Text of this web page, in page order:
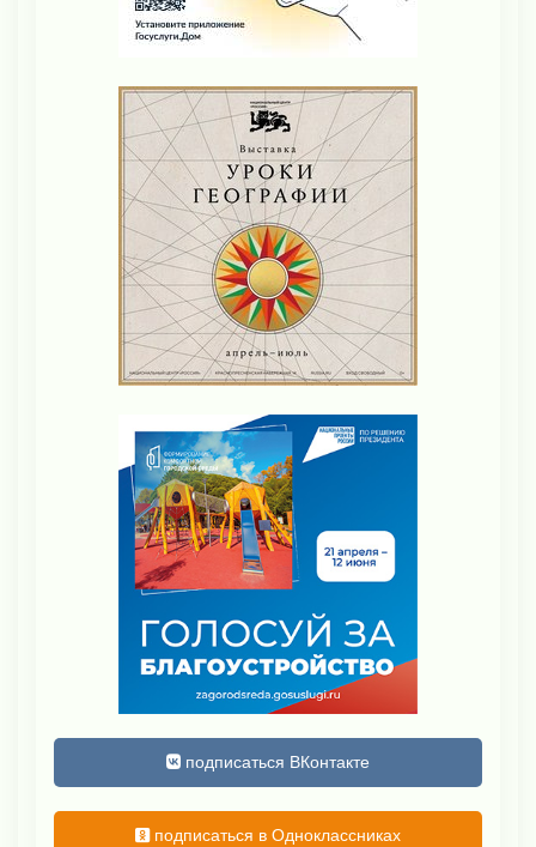
подписаться ВКонтакте
подписаться в Одноклассниках